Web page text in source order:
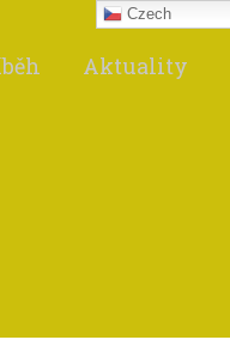
Aktuality
Czech